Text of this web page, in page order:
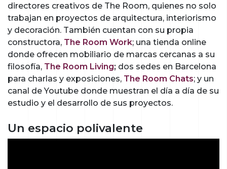
directores creativos de The Room, quienes no solo
trabajan en proyectos de arquitectura, interiorismo
y decoración. También cuentan con su propia
constructora, The Room Work; una tienda online
donde ofrecen mobiliario de marcas cercanas a su
filosofía, The Room Living; dos sedes en Barcelona
para charlas y exposiciones, The Room Chats; y un
canal de Youtube donde muestran el día a día de su
estudio y el desarrollo de sus proyectos.
Un espacio polivalente